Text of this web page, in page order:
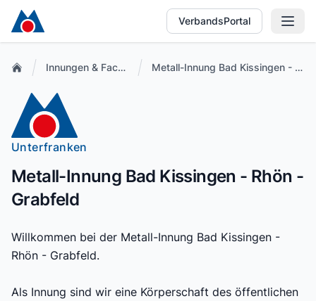
VerbandsPortal
Innungen & Fachbetriebe Metall-Innung Bad Kissingen - Rhön - Grabfeld
Unterfranken
Metall-Innung Bad Kissingen - Rhön -
Grabfeld
Willkommen bei der Metall-Innung Bad Kissingen -
Rhön - Grabfeld.
Als Innung sind wir eine Körperschaft des öffentlichen